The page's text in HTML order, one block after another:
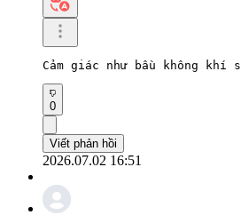
Cảm giác như bầu không
0
Viết phản hồi
2026.07.02 16:51